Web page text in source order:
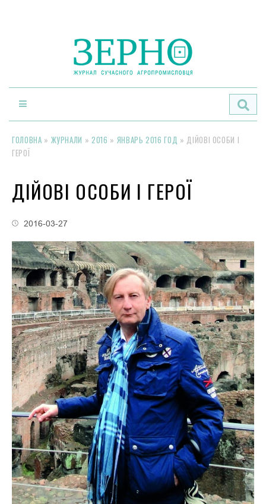
ГОЛОВНА » ЖУРНАЛИ »2016 » ЯНВАРЬ 2016 ГОД » ДІЙОВІ ОСОБИ І
ГЕРОЇ
ДІЙОВІ ОСОБИ І ГЕРОЇ
2016-03-27